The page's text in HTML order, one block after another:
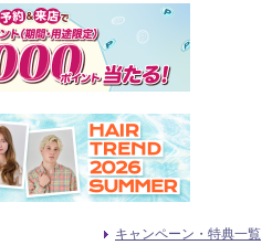
キャンペーン・特典一覧